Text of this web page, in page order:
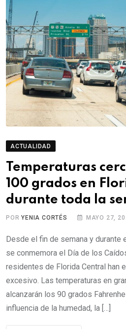
ACTUALIDAD
Temperaturas
100 grados en
durante toda la
PORYENIA CORTÉS MAYO 27,
Desde el fin de semana y durante
se conmemora el Día de los
residentes de Florida Central han
excesivo. Las temperaturas en
alcanzarán los 90 grados
influencia de la humedad, la […]